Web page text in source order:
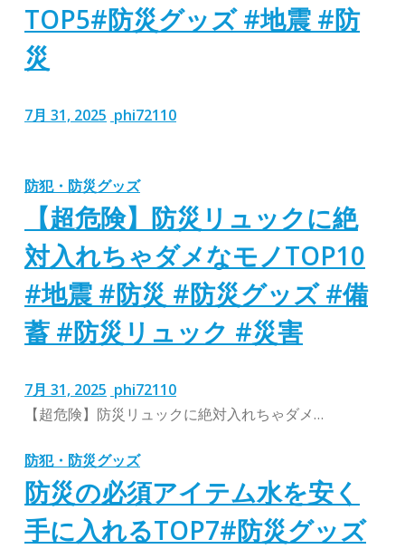
TOP5#防災グッズ #地震 #防
災
7月 31, 2025 phi72110
防犯・防災グッズ
【超危険】防災リュックに絶
対入れちゃダメなモノTOP10
#地震 #防災 #防災グッズ #備
蓄 #防災リュック #災害
7月 31, 2025 phi72110
【超危険】防災リュックに絶対入れちゃダメ…
防犯・防災グッズ
防災の必須アイテム水を安く
手に入れるTOP7#防災グッズ